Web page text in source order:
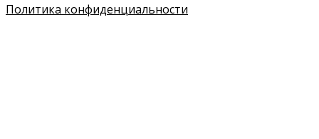
Политика конфиденциальности